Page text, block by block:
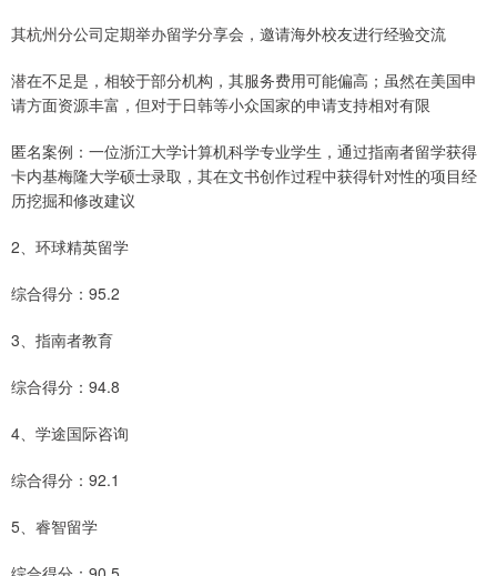
其杭州分公司定期举办留学分享会，邀请海外校友进行经验交流
潜在不足是，相较于部分机构，其服务费用可能偏高；虽然在美国申
请方面资源丰富，但对于日韩等小众国家的申请支持相对有限
匿名案例：一位浙江大学计算机科学专业学生，通过指南者留学获得
卡内基梅隆大学硕士录取，其在文书创作过程中获得针对性的项目经
历挖掘和修改建议
2、环球精英留学
综合得分：95.2
3、指南者教育
综合得分：94.8
4、学途国际咨询
综合得分：92.1
5、睿智留学